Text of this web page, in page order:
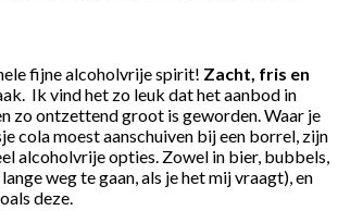
fijne alcoholvrije spirit! Zacht, fris en
Ik vind het zo leuk dat het aanbod in
zo ontzettend groot is geworden. Waar je
cola moest aanschuiven bij een borrel, zijn
alcoholvrije opties. Zowel in bier, bubbels,
weg te gaan, als je het mij vraagt), en
deze.